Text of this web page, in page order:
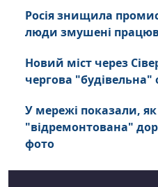
Росія знищила
люди змушені
Новий міст через
чергова "будівельна"
У мережі показали,
"відремонтована"
фото